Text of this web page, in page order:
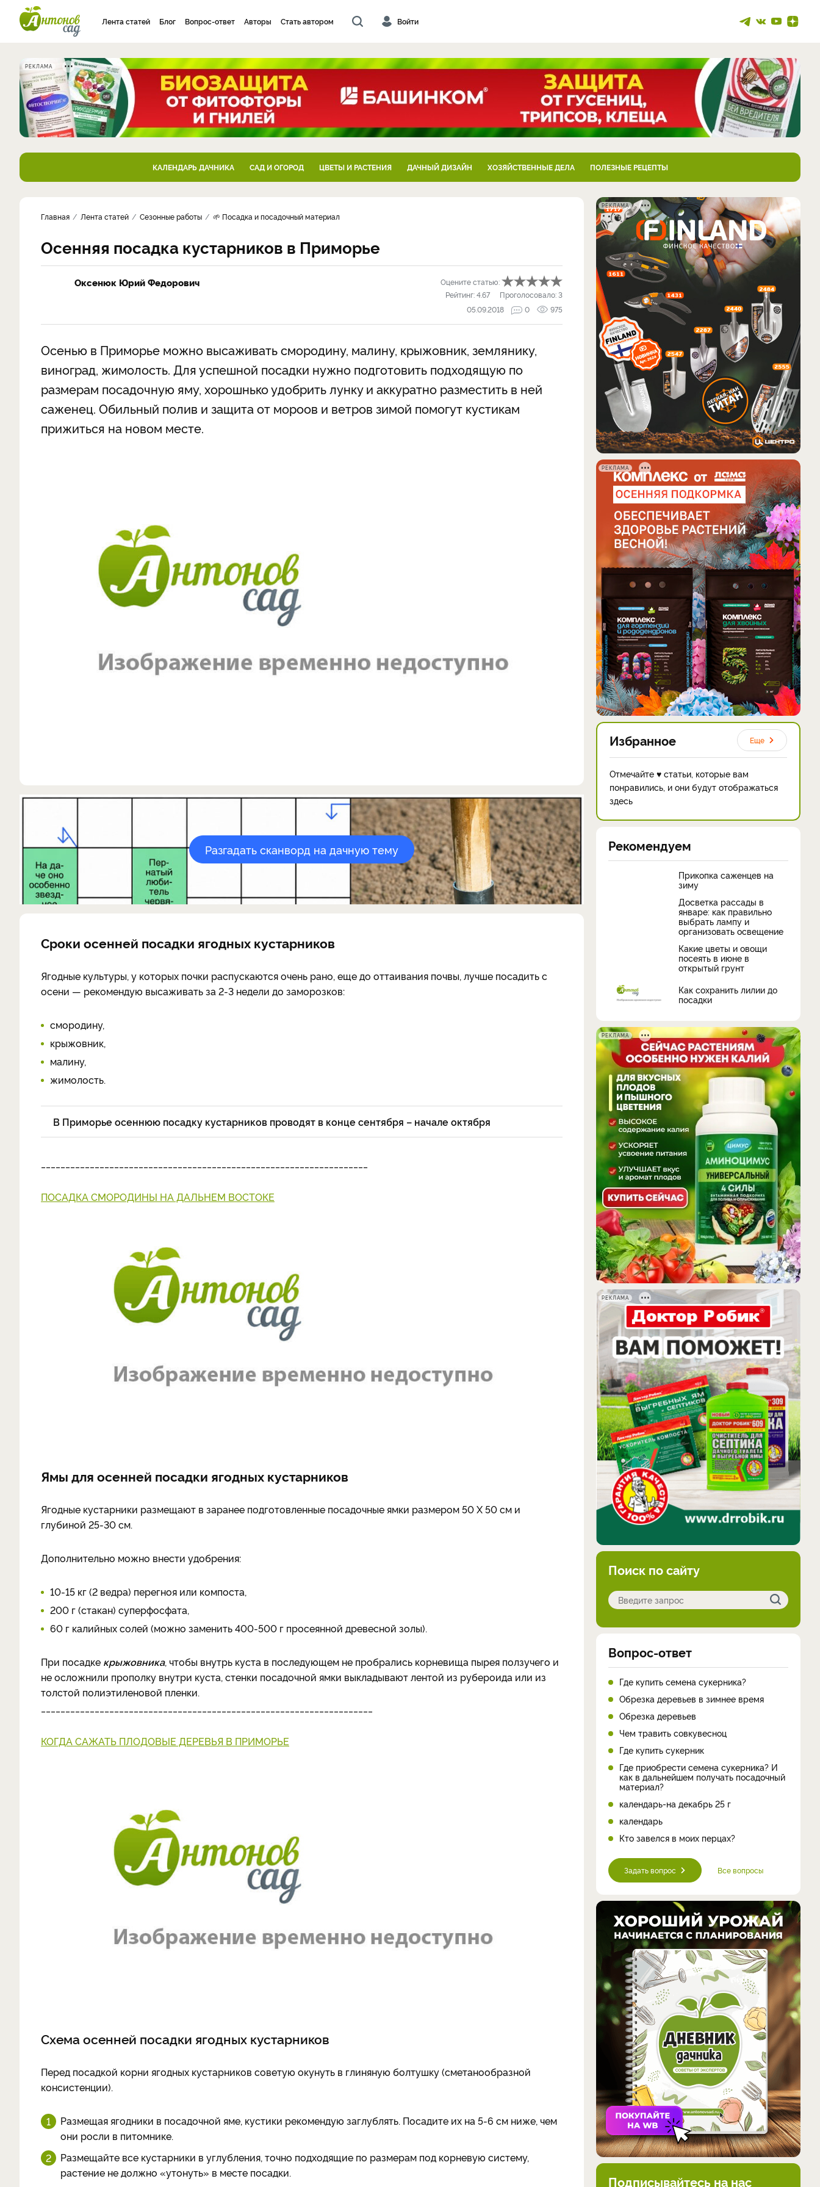
Лента статей Блог Вопрос-ответ Авторы Стать автором Войти
РЕКЛАМА
КАЛЕНДАРЬ ДАЧНИКА САД И ОГОРОД ЦВЕТЫ И РАСТЕНИЯ ДАЧНЫЙ ДИЗАЙН ХОЗЯЙСТВЕННЫЕ ДЕЛА ПОЛЕЗНЫЕ РЕЦЕПТЫ
Главная Лента статей Сезонные работы 🌱 Посадка и посадочный материал
Осенняя посадка кустарников в Приморье
Оксенюк Юрий Федорович
Оцените статью:
Рейтинг:4.67 Проголосовало:3
05.09.2018
0 975
Осенью в Приморье можно высаживать смородину, малину, крыжовник, землянику,
виноград, жимолость. Для успешной посадки нужно подготовить подходящую по
размерам посадочную яму, хорошнько удобрить лунку и аккуратно разместить в ней
саженец. Обильный полив и защита от мороов и ветров зимой помогут кустикам
прижиться на новом месте.
Разгадать сканворд на дачную тему
Сроки осенней посадки ягодных кустарников
Ягодные культуры, у которых почки распускаются очень рано, еще до оттаивания почвы, лучше посадить с
осени — рекомендую высаживать за 2-3 недели до заморозков:
смородину,
крыжовник,
малину,
жимолость.
В Приморье осеннюю посадку кустарников проводят в конце сентября – начале октября
ПОСАДКА СМОРОДИНЫ НА ДАЛЬНЕМ ВОСТОКЕ
Ямы для осенней посадки ягодных кустарников
Ягодные кустарники размещают в заранее подготовленные посадочные ямки размером 50 Х 50 см и
глубиной 25-30 см.
Дополнительно можно внести удобрения:
10-15 кг (2 ведра) перегноя или компоста,
200 г (стакан) суперфосфата,
60 г калийных солей (можно заменить 400-500 г просеянной древесной золы).
При посадке крыжовника, чтобы внутрь куста в последующем не пробрались корневища пырея ползучего и
не осложнили прополку внутри куста, стенки посадочной ямки выкладывают лентой из рубероида или из
толстой полиэтиленовой пленки.
КОГДА САЖАТЬ ПЛОДОВЫЕ ДЕРЕВЬЯ В ПРИМОРЬЕ
Схема осенней посадки ягодных кустарников
Перед посадкой корни ягодных кустарников советую окунуть в глиняную болтушку (сметанообразной
консистенции).
Размещая ягодники в посадочной яме, кустики рекомендую заглублять. Посадите их на 5-6 см ниже, чем
они росли в питомнике.
Размещайте все кустарники в углубления, точно подходящие по размерам под корневую систему,
растение не должно «утонуть» в месте посадки.
РЕКЛАМА
РЕКЛАМА
Избранное Еще
Отмечайте ♥ статьи, которые вам
понравились, и они будут отображаться
здесь
Рекомендуем
Прикопка саженцев на
зиму
Досветка рассады в
январе: как правильно
выбрать лампу и
организовать освещение
Какие цветы и овощи
посеять в июне в
открытый грунт
Как сохранить лилии до
посадки
РЕКЛАМА
РЕКЛАМА
Поиск по сайту
Вопрос-ответ
Где купить семена сукерника?
Обрезка деревьев в зимнее время
Обрезка деревьев
Чем травить совкувесноц
Где купить сукерник
Где приобрести семена сукерника? И
как в дальнейшем получать посадочный
материал?
календарь-на декабрь 25 г
календарь
Кто завелся в моих перцах?
Задать вопрос Все вопросы
Подписывайтесь на нас